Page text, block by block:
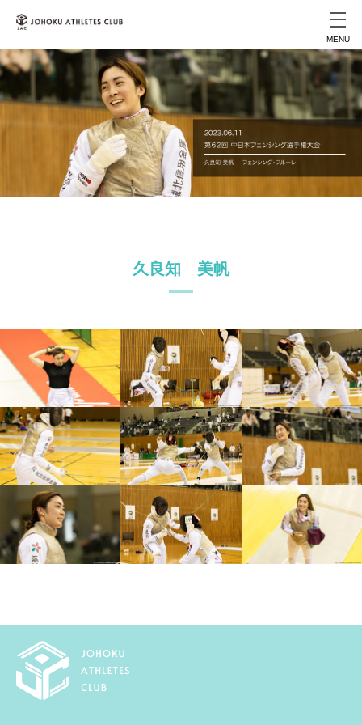
MENU
久良知 美帆